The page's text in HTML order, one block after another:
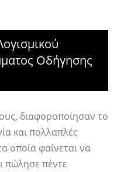
Οδήγησης
διαφοροποίησαν το
και πολλαπλές
οποία φαίνεται να
πώλησε πέντε